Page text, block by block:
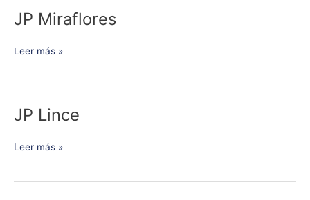
La
Marina
JP Miraflores
JP
Leer más »
JP Lince
JP
Leer más »